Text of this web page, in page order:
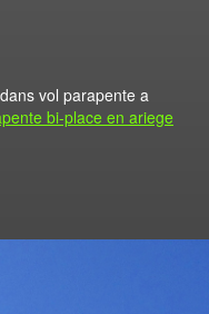
vol parapente a
bi-place en ariege